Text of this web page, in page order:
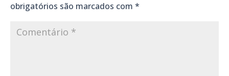
obrigatórios são marcados com *